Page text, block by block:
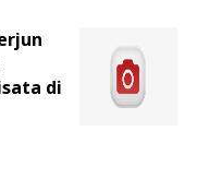
di